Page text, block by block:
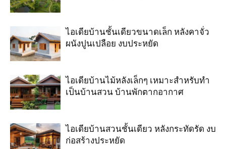
ไอเดียบ้านชั้นเดียวขนาดเล็ก หลังคาจั่ว
ผนังปูนเปลือย งบประหยัด
ไอเดียบ้านไม้หลังเล็กๆ เหมาะสำหรับทำ
เป็นบ้านสวน บ้านพักตากอากาศ
ไอเดียบ้านสวนชั้นเดียว หลังกระทัดรัด งบ
ก่อสร้างประหยัด